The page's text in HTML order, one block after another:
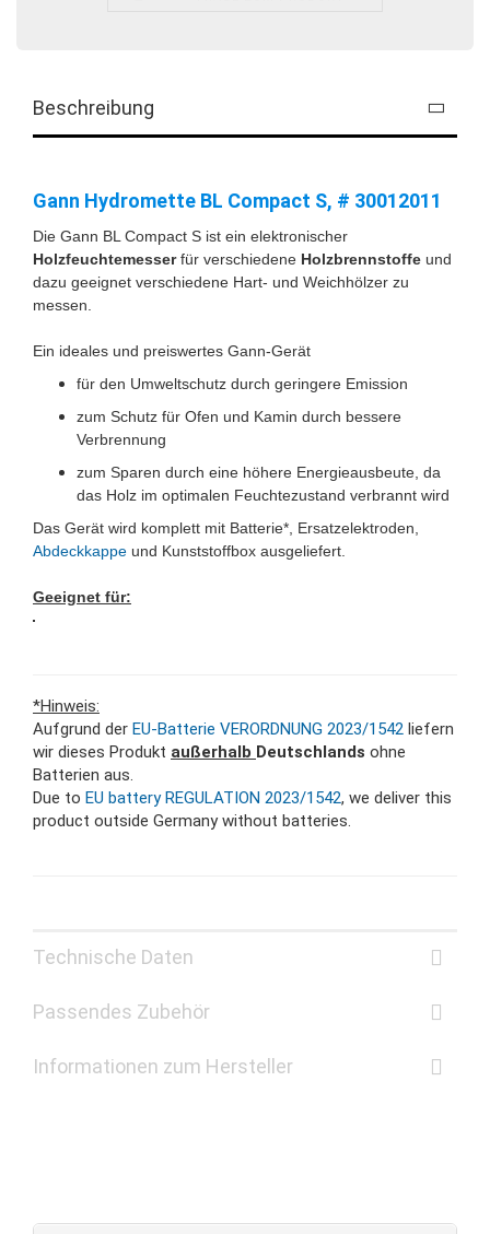
Beschreibung
Gann Hydromette BL Compact S, # 30012011
Die Gann BL Compact S ist ein elektronischer
Holzfeuchtemesserfür verschiedene Holzbrennstoffe und
dazu geeignet verschiedene Hart- und Weichhölzer zu
messen.
Ein ideales und preiswertes Gann-Gerät
für den Umweltschutz durch geringere Emission
zum Schutz für Ofen und Kamin durch bessere
Verbrennung
zum Sparen durch eine höhere Energieausbeute, da
das Holz im optimalen Feuchtezustand verbrannt wird
Das Gerät wird komplett mit Batterie*, Ersatzelektroden,
Abdeckkappe und Kunststoffbox ausgeliefert.
Geeignet für:
*Hinweis:
Aufgrund der EU-Batterie VERORDNUNG 2023/1542 liefern
wir dieses Produkt außerhalb Deutschlands ohne
Batterien aus.
Due to EU battery REGULATION 2023/1542, we deliver this
product outside Germany without batteries.
Technische Daten
Passendes Zubehör
Informationen zum Hersteller